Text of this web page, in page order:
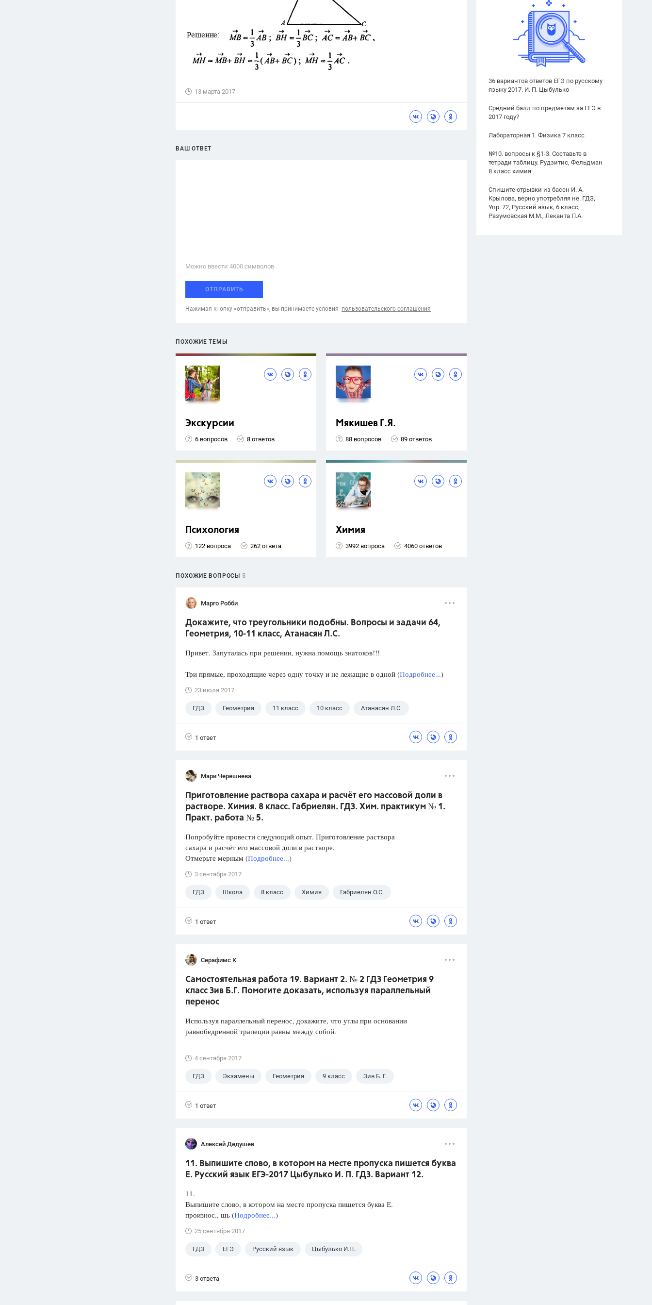
36 вариантов ответов ЕГЭ по русскому
языку 2017. И. П. Цыбулько
Средний балл по предметам за ЕГЭ в
2017 году?
Лабораторная 1. Физика 7 класс
№10. вопросы к §1-3. Составьте в
тетради таблицу. Рудзитис, Фельдман
8 класс химия
Спишите отрывки из басен И. А.
Крылова, верно употребляя не. ГДЗ,
Упр. 72, Русский язык, 6 класс,
Разумовская М.М., Леканта П.А.
13 марта 2017
ВАШ ОТВЕТ
Можно ввести 4000 cимволов
ОТПРАВИТЬ
Нажимая кнопку «отправить», вы принимаете условия пользовательского соглашения
ПОХОЖИЕ ТЕМЫ
Экскурсии
6 вопросов 8 ответов
Мякишев Г.Я.
88 вопросов 89 ответов
Психология
122 вопроса 262 ответа
Химия
3992 вопроса 4060 ответов
ПОХОЖИЕ ВОПРОСЫ 5
Марго Робби
Докажите, что треугольники подобны. Вопросы и задачи 64,
Геометрия, 10-11 класс, Атанасян Л.С.
Привет. Запуталась при решении, нужна помощь знатоков!!!
Три прямые, проходящие через одну точку и не лежащие в одной (Подробнее...)
23 июля 2017
ГДЗ Геометрия 11 класс 10 класс Атанасян Л.С.
1 ответ
Мари Черешнева
Приготовление раствора сахара и расчёт его массовой доли в
растворе. Химия. 8 класс. Габриелян. ГДЗ. Хим. практикум № 1.
Практ. работа № 5.
Попробуйте провести следующий опыт. Приготовление раствора
сахара и расчёт его массовой доли в растворе.
Отмерьте мерным (Подробнее...)
3 сентября 2017
ГДЗ Школа 8 класс Химия Габриелян О.С.
1 ответ
Серафимс К
Самостоятельная работа 19. Вариант 2. № 2 ГДЗ Геометрия 9
класс Зив Б.Г. Помогите доказать, используя параллельный
перенос
Используя параллельный перенос, докажите, что углы при основании
равнобедренной трапеции равны между собой.
4 сентября 2017
ГДЗ Экзамены Геометрия 9 класс Зив Б. Г.
1 ответ
Алексей Дедушев
11. Выпишите слово, в котором на месте пропуска пишется буква
Е. Русский язык ЕГЭ-2017 Цыбулько И. П. ГДЗ. Вариант 12.
11.
Выпишите слово, в котором на месте пропуска пишется буква Е.
произнос., шь (Подробнее...)
25 сентября 2017
ГДЗ ЕГЭ Русский язык Цыбулько И.П.
3 ответа